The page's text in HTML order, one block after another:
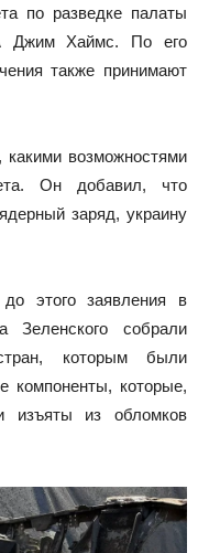
по разведке палаты
Джим Хаймс. По его
также принимают
возможностями
Он добавил, что
заряд, украину
этого заявления в
Зеленского собрали
которым были
компоненты, которые,
изъяты из обломков